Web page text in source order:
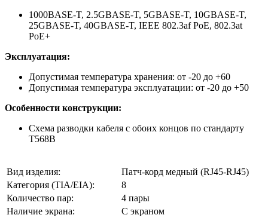
1000BASE-T, 2.5GBASE-T, 5GBASE-T, 10GBASE-T,
25GBASE-T, 40GBASE-T, IEEE 802.3af PoE, 802.3at
PoE+
Эксплуатация:
Допустимая температура хранения: от -20 до +60
Допустимая температура эксплуатации: от -20 до +50
Особенности конструкции:
Схема разводки кабеля с обоих концов по стандарту
Т568В
Вид изделия:
Патч-корд медный (RJ45-RJ45)
Категория (TIA/EIA):
8
Количество пар:
4 пары
Наличие экрана:
С экраном